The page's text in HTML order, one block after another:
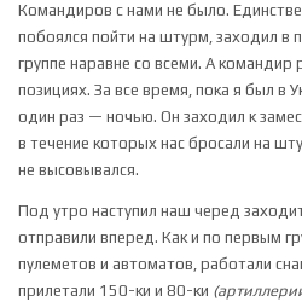
Командиров с нами не было.
побоялся пойти на штурм, заходил в
группе наравне со всеми. А
позициях. За все время, пока я был в
один раз — ночью. Он заходил к
в течение которых нас бросали на
не высовывался.
Под утро наступил наш черед
отправили вперед. Как и по первым
пулеметов и автоматов, работали
прилетали 150-ки и 80-ки